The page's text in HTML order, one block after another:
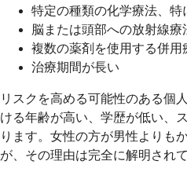
特定の種類の化学療法、特
脳または頭部への放射線療
複数の薬剤を使用する併用
治療期間が長い
リスクを高める可能性のある個
ける年齢が高い、学歴が低い、
ります。女性の方が男性よりも
が、その理由は完全に解明され